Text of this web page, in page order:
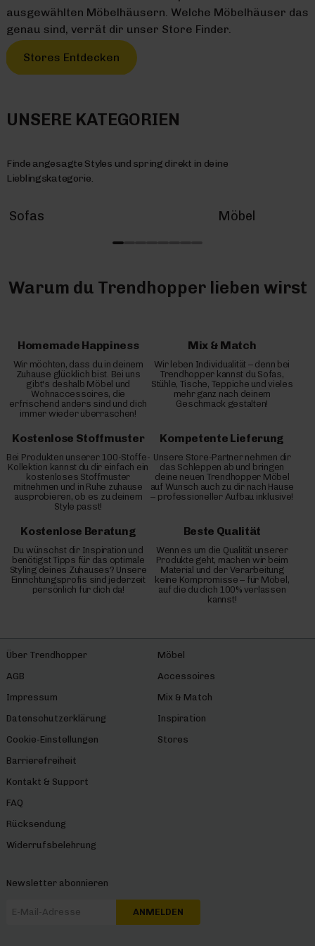
ausgewählten Möbelhäusern. Welche Möbelhäuser das
genau sind, verrät dir unser Store Finder.
Stores Entdecken
UNSERE KATEGORIEN
Finde angesagte Styles und spring direkt in deine
Lieblingskategorie.
Sofas Möbel
Warum du Trendhopper lieben wirst
Homemade Happiness
Wir möchten, dass du in deinem
Zuhause glücklich bist. Bei uns
gibt's deshalb Möbel und
Wohnaccessoires, die
erfrischend anders sind und dich
immer wieder überraschen!
Mix & Match
Wir leben Individualität – denn bei
Trendhopper kannst du Sofas,
Stühle, Tische, Teppiche und vieles
mehr ganz nach deinem
Geschmack gestalten!
Kostenlose Stoffmuster
Bei Produkten unserer 100-Stoffe-
Kollektion kannst du dir einfach ein
kostenloses Stoffmuster
mitnehmen und in Ruhe zuhause
ausprobieren, ob es zu deinem
Style passt!
Kompetente Lieferung
Unsere Store-Partner nehmen dir
das Schleppen ab und bringen
deine neuen Trendhopper Möbel
auf Wunsch auch zu dir nach Hause
– professioneller Aufbau inklusive!
Kostenlose Beratung
Du wünschst dir Inspiration und
benötigst Tipps für das optimale
Styling deines Zuhauses? Unsere
Einrichtungsprofis sind jederzeit
persönlich für dich da!
Beste Qualität
Wenn es um die Qualität unserer
Produkte geht, machen wir beim
Material und der Verarbeitung
keine Kompromisse – für Möbel,
auf die du dich 100% verlassen
kannst!
Über Trendhopper
AGB
Impressum
Datenschutzerklärung
Cookie-Einstellungen
Barrierefreiheit
Kontakt & Support
FAQ
Rücksendung
Widerrufsbelehrung
Möbel
Accessoires
Mix & Match
Inspiration
Stores
Newsletter abonnieren
ANMELDEN